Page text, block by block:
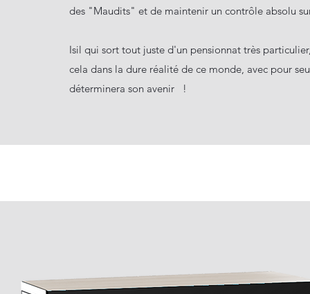
des "Maudits" et de maintenir un contrôle absolu
Isil qui sort tout juste d'un pensionnat très
cela dans la dure réalité de ce monde, avec pour
déterminera son avenir !